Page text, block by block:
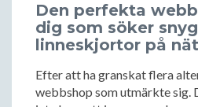
Den perfekta
dig som söker
linneskjortor på
Efter att ha granskat flera
webbshop som utmärkte sig.